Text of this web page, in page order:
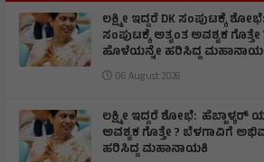
ಲಕ್ಷ್ಮೀ ಇದ್ದರೆ DK ಸಂಪುಟಕ್ಕೆ
ಸಂಪುಟಕ್ಕೆ ಅತ್ಯಂತ ಅವಶ್ಯಕ
ಹೊಳೆಯನ್ನೇ ಹರಿಸಿದ್ದ
06 August 2026
ಲಕ್ಷ್ಮೀ ಇದ್ದರೆ ಶೋಭೆ: ಹೆಬ್ಬಾಳ್ಕರ್
ಅವಶ್ಯಕ ಗೊತ್ತೇ ? ಬೆಳಗಾವಿಗೆ
ಹರಿಸಿದ್ದ ಮಹಾನಾಯಕಿ